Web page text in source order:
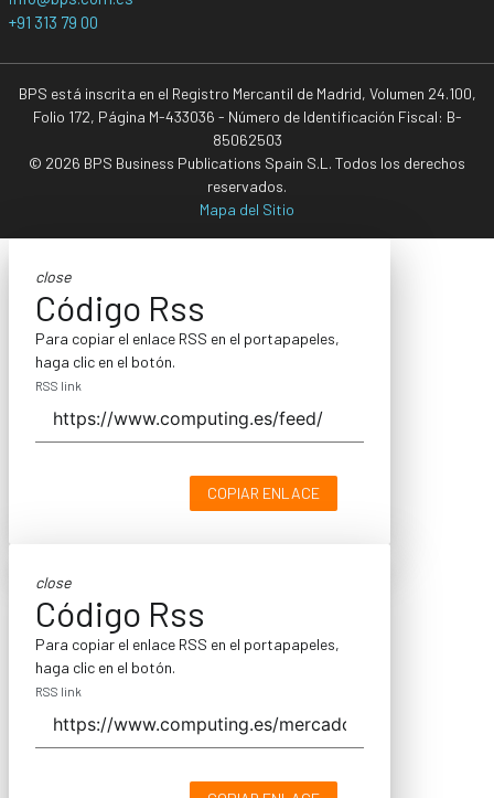
+91 313 79 00
BPS está inscrita en el Registro Mercantil de Madrid, Volumen 24.100,
Folio 172, Página M-433036 - Número de Identificación Fiscal: B-
85062503
© 2026 BPS Business Publications Spain S.L. Todos los derechos
reservados.
Mapa del Sitio
close
Código Rss
Para copiar el enlace RSS en el portapapeles,
haga clic en el botón.
RSS link
COPIAR ENLACE
close
Código Rss
Para copiar el enlace RSS en el portapapeles,
haga clic en el botón.
RSS link